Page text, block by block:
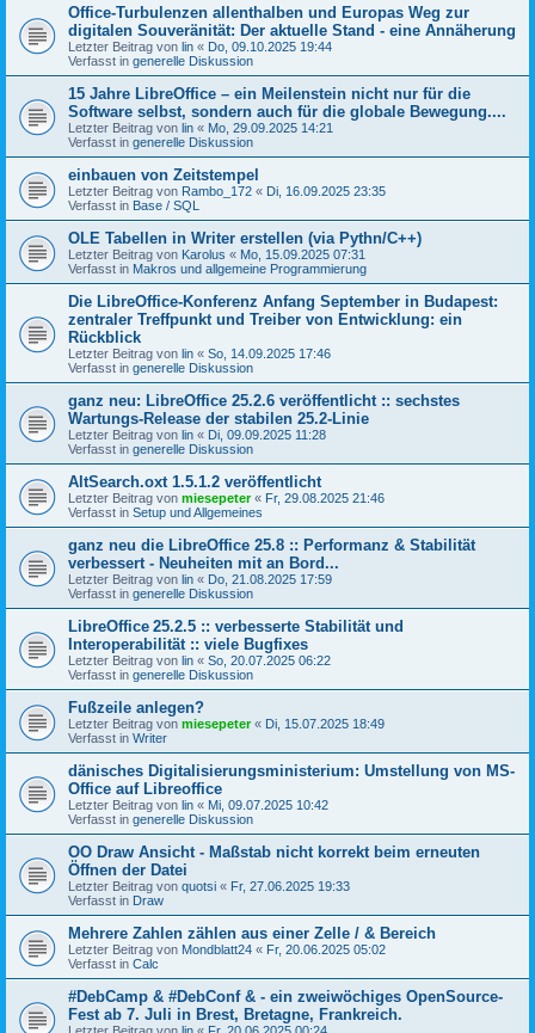
Office-Turbulenzen allenthalben und Europas Weg zur
digitalen Souveränität: Der aktuelle Stand - eine Annäherung
Letzter Beitrag von lin « Do, 09.10.2025 19:44
Verfasst in generelle Diskussion
15 Jahre LibreOffice – ein Meilenstein nicht nur für die
Software selbst, sondern auch für die globale Bewegung....
Letzter Beitrag von lin « Mo, 29.09.2025 14:21
Verfasst in generelle Diskussion
einbauen von Zeitstempel
Letzter Beitrag von Rambo_172 « Di, 16.09.2025 23:35
Verfasst in Base / SQL
OLE Tabellen in Writer erstellen (via Pythn/C++)
Letzter Beitrag von Karolus « Mo, 15.09.2025 07:31
Verfasst in Makros und allgemeine Programmierung
Die LibreOffice-Konferenz Anfang September in Budapest:
zentraler Treffpunkt und Treiber von Entwicklung: ein
Rückblick
Letzter Beitrag von lin « So, 14.09.2025 17:46
Verfasst in generelle Diskussion
ganz neu: LibreOffice 25.2.6 veröffentlicht :: sechstes
Wartungs-Release der stabilen 25.2-Linie
Letzter Beitrag von lin « Di, 09.09.2025 11:28
Verfasst in generelle Diskussion
AltSearch.oxt 1.5.1.2 veröffentlicht
Letzter Beitrag von miesepeter« Fr, 29.08.2025 21:46
Verfasst in Setup und Allgemeines
ganz neu die LibreOffice 25.8 :: Performanz & Stabilität
verbessert - Neuheiten mit an Bord...
Letzter Beitrag von lin « Do, 21.08.2025 17:59
Verfasst in generelle Diskussion
LibreOffice 25.2.5 :: verbesserte Stabilität und
Interoperabilität :: viele Bugfixes
Letzter Beitrag von lin « So, 20.07.2025 06:22
Verfasst in generelle Diskussion
Fußzeile anlegen?
Letzter Beitrag von miesepeter« Di, 15.07.2025 18:49
Verfasst in Writer
dänisches Digitalisierungsministerium: Umstellung von MS-
Office auf Libreoffice
Letzter Beitrag von lin « Mi, 09.07.2025 10:42
Verfasst in generelle Diskussion
OO Draw Ansicht - Maßstab nicht korrekt beim erneuten
Öffnen der Datei
Letzter Beitrag von quotsi « Fr, 27.06.2025 19:33
Verfasst in Draw
Mehrere Zahlen zählen aus einer Zelle / & Bereich
Letzter Beitrag von Mondblatt24 « Fr, 20.06.2025 05:02
Verfasst in Calc
#DebCamp & #DebConf & - ein zweiwöchiges OpenSource-
Fest ab 7. Juli in Brest, Bretagne, Frankreich.
Letzter Beitrag von lin « Fr, 20.06.2025 00:24